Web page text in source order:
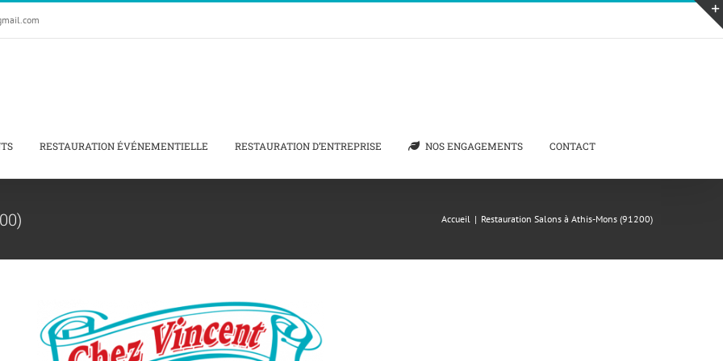
RESTAURATION ÉVÉNEMENTIELLE RESTAURATION D’ENTREPRISE NOS ENGAGEMENTS CONTACT
Accueil | Restauration Salons à Athis-Mons (91200)